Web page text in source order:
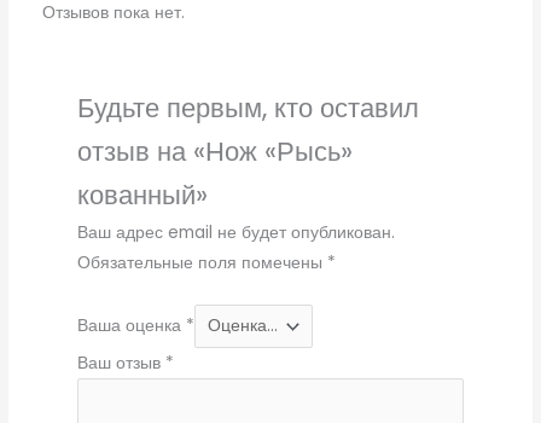
Отзывов пока нет.
Будьте первым, кто оставил
отзыв на «Нож «Рысь»
кованный»
Ваш адрес email не будет опубликован.
Обязательные поля помечены *
Ваша оценка *
Ваш отзыв *